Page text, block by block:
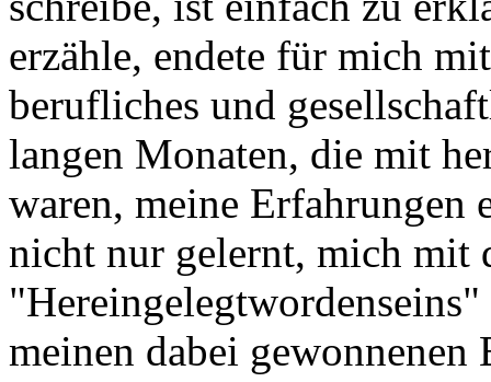
erzähle, endete für mich
berufliches und
langen Monaten, die mit
waren, meine Erfahrungen
nicht nur gelernt, mich mit
meinen dabei gewonnenen